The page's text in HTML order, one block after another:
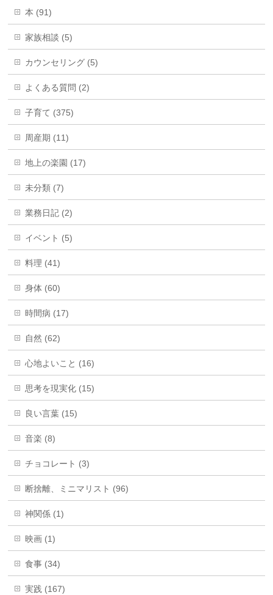
本 (91)
家族相談 (5)
カウンセリング (5)
よくある質問 (2)
子育て (375)
周産期 (11)
地上の楽園 (17)
未分類 (7)
業務日記 (2)
イベント (5)
料理 (41)
身体 (60)
時間病 (17)
自然 (62)
心地よいこと (16)
思考を現実化 (15)
良い言葉 (15)
音楽 (8)
チョコレート (3)
断捨離、ミニマリスト (96)
神関係 (1)
映画 (1)
食事 (34)
実践 (167)